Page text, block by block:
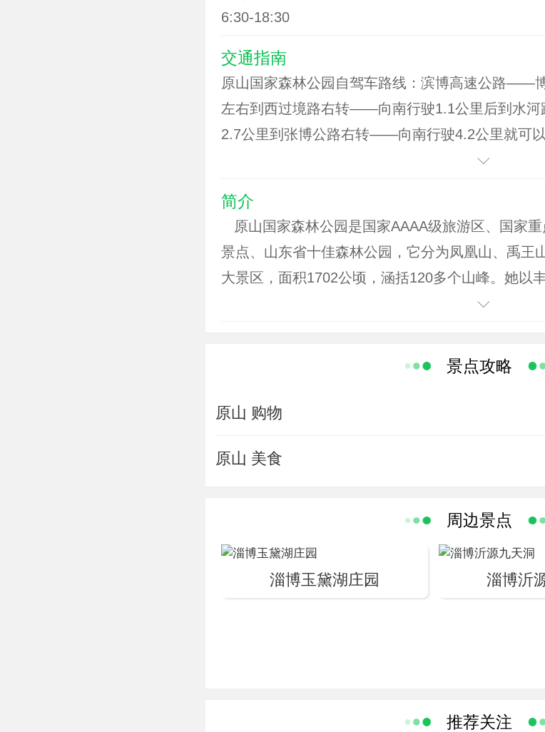
6:30-18:30
交通指南
原山国家森林公园自驾车路线：滨博高速公路
左右到西过境路右转——向南行驶1.1公里后到水
2.7公里到张博公路右转——向南行驶4.2公里就可
10分钟即达。原山国家森林公园乘车路线： 火车
下车即到。距机场距离约: 100公里 距机场车程时
公里 距火车站车程时间约:30分钟距汽车站距离约
分钟出租车情况：起步价6元/3公里；在汽车站打车
简介
原山国家森林公园是国家AAAA级旅游区、国家
景点、山东省十佳森林公园，它分为凤凰山、禹王
大景区，面积1702公顷，涵括120多个山峰。她以
的树种，秀丽的山光水色，古朴、浑厚、凝重的庙
山国家森林公园五大景区之一，占地2800亩。位于
景观丰富，游乐健身场所众多，是陶冶情操、生态
兵家争战之地。宋代玉皇宫、明代红门和泰山行宫
区东西，孟姜女哭长城的故事即出于此。抗日时期
淀。
景点攻略
原山 购物
原山 美食
周边景点
淄博玉黛湖庄园 淄博沂
推荐关注